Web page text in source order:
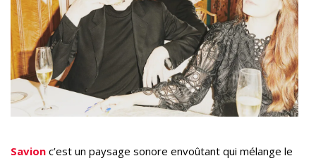
Savion c’est un paysage sonore envoûtant qui mélange le